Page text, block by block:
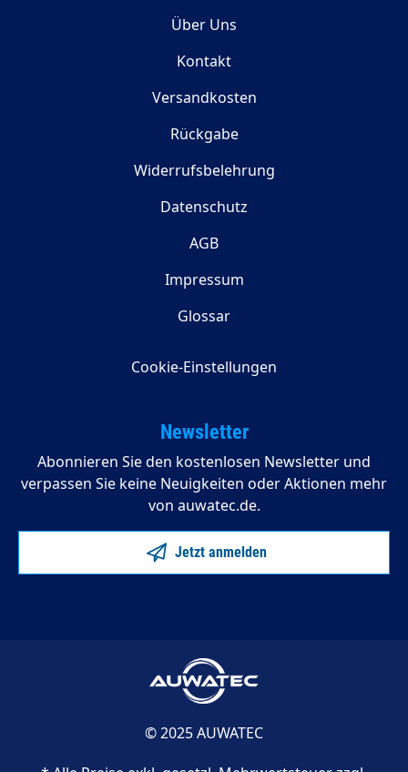
Über Uns
Kontakt
Versandkosten
Rückgabe
Widerrufsbelehrung
Datenschutz
AGB
Impressum
Glossar
Cookie-Einstellungen
Newsletter
Abonnieren Sie den kostenlosen Newsletter und
verpassen Sie keine Neuigkeiten oder Aktionen mehr
von auwatec.de.
Jetzt anmelden
© 2025 AUWATEC